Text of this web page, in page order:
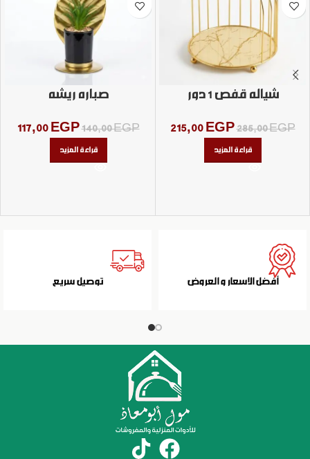
شياله قفص 1 دور
285,00EGP
215,00 EGP
قراءة المزيد
صباره ريشه
140,00EGP
117,00 EGP
قراءة المزيد
أفضل الاسعار و العروض توصيل سريع